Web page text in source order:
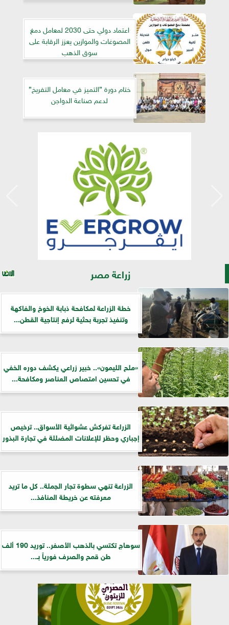
اعتماد دولي حتى 2030 لمعامل دمغ
المصوغات والموازين يعزز الرقابة على
سوق الذهب
ختام دورة ”التميز في معامل التفريخ”
لدعم صناعة الدواجن
زراعة مصر
خطة الزراعة لمكافحة ذبابة الخوخ والفاكهة
وتنفيذ تجربة بحثية لرفع إنتاجية القطن...
«ملح الليمون».. خبير زراعي يكشف دوره الخفي
في تحسين امتصاص العناصر ومكافحة...
الزراعة تفركش عشوائية الأسواق.. ترخيص
إجباري وحظر للإعلانات المضللة في تجارة البذور
الزراعة تنهي سطوة تجار الجملة.. كل ما تريد
معرفته عن خريطة المنافذ...
سوهاج تكتسي بالذهب الأصفر.. توريد 190 ألف
طن قمح والصرف فورياً بـ...